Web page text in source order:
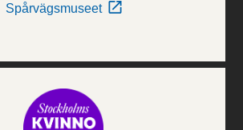
Spårvägsmuseet